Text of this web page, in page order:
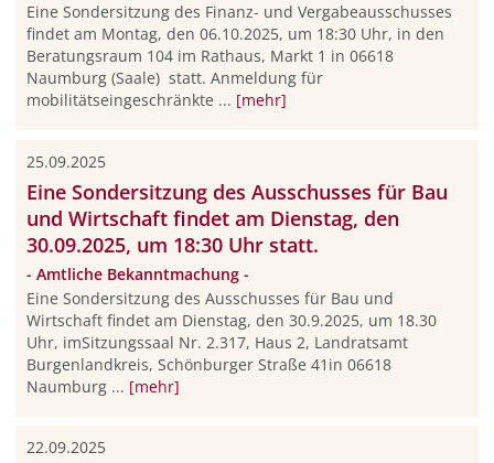
Eine Sondersitzung des Finanz- und Vergabeausschusses
findet am Montag, den 06.10.2025, um 18:30 Uhr, in den
Beratungsraum 104 im Rathaus, Markt 1 in 06618
Naumburg (Saale) statt. Anmeldung für
mobilitätseingeschränkte ... [mehr]
25.09.2025
Eine Sondersitzung des Ausschusses für Bau
und Wirtschaft findet am Dienstag, den
30.09.2025, um 18:30 Uhr statt.
- Amtliche Bekanntmachung -
Eine Sondersitzung des Ausschusses für Bau und
Wirtschaft findet am Dienstag, den 30.9.2025, um 18.30
Uhr, imSitzungssaal Nr. 2.317, Haus 2, Landratsamt
Burgenlandkreis, Schönburger Straße 41in 06618
Naumburg ... [mehr]
22.09.2025